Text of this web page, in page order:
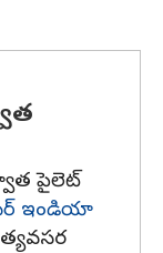
పైలెట్
ఇండియా